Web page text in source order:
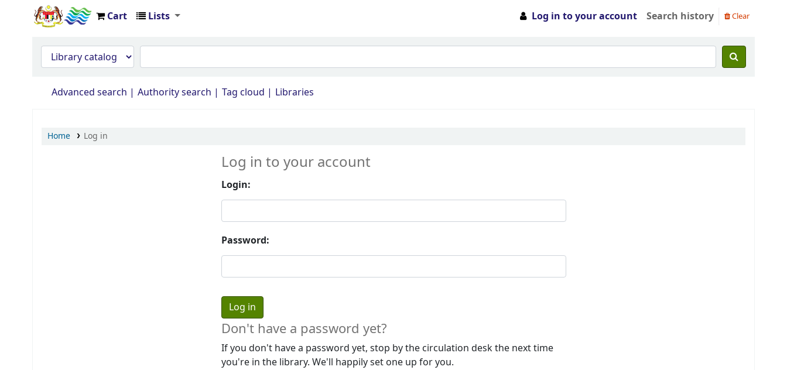
Cart Lists Log in to your account Search history Clear
Advanced search Authority search Tag cloud Libraries
Home Log in
Log in to your account
Login:
Password:
Don't have a password yet?
If you don't have a password yet, stop by the circulation desk the next time
you're in the library. We'll happily set one up for you.